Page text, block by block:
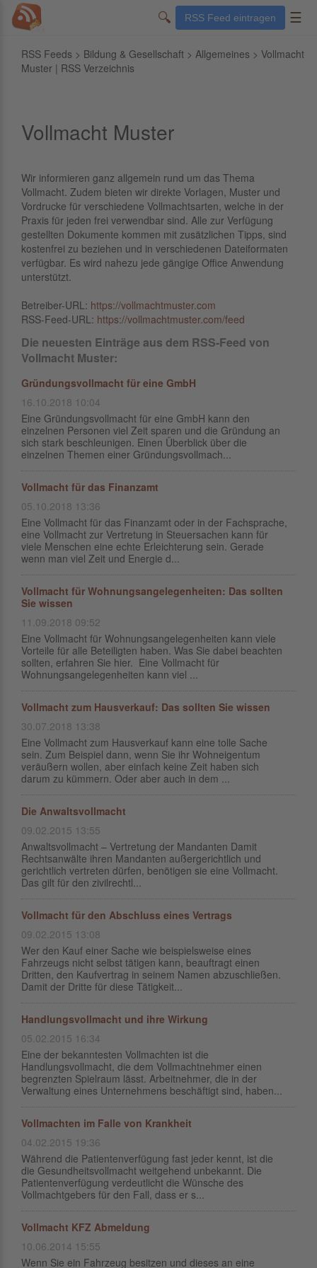
🔍 RSS Feed eintragen ☰
RSS Feeds > Bildung & Gesellschaft > Allgemeines > Vollmacht
Muster | RSS Verzeichnis
Vollmacht Muster
Wir informieren ganz allgemein rund um das Thema
Vollmacht. Zudem bieten wir direkte Vorlagen, Muster und
Vordrucke für verschiedene Vollmachtsarten, welche in der
Praxis für jeden frei verwendbar sind. Alle zur Verfügung
gestellten Dokumente kommen mit zusätzlichen Tipps, sind
kostenfrei zu beziehen und in verschiedenen Dateiformaten
verfügbar. Es wird nahezu jede gängige Office Anwendung
unterstützt.
Betreiber-URL: https://vollmachtmuster.com
RSS-Feed-URL: https://vollmachtmuster.com/feed
Die neuesten Einträge aus dem RSS-Feed von
Vollmacht Muster:
Gründungsvollmacht für eine GmbH
16.10.2018 10:04
Eine Gründungsvollmacht für eine GmbH kann den
einzelnen Personen viel Zeit sparen und die Gründung an
sich stark beschleunigen. Einen Überblick über die
einzelnen Themen einer Gründungsvollmach...
Vollmacht für das Finanzamt
05.10.2018 13:36
Eine Vollmacht für das Finanzamt oder in der Fachsprache,
eine Vollmacht zur Vertretung in Steuersachen kann für
viele Menschen eine echte Erleichterung sein. Gerade
wenn man viel Zeit und Energie d...
Vollmacht für Wohnungsangelegenheiten: Das sollten
Sie wissen
11.09.2018 09:52
Eine Vollmacht für Wohnungsangelegenheiten kann viele
Vorteile für alle Beteiligten haben. Was Sie dabei beachten
sollten, erfahren Sie hier. Eine Vollmacht für
Wohnungsangelegenheiten kann viel ...
Vollmacht zum Hausverkauf: Das sollten Sie wissen
30.07.2018 13:38
Eine Vollmacht zum Hausverkauf kann eine tolle Sache
sein. Zum Beispiel dann, wenn Sie ihr Wohneigentum
veräußern wollen, aber einfach keine Zeit haben sich
darum zu kümmern. Oder aber auch in dem ...
Die Anwaltsvollmacht
09.02.2015 13:55
Anwaltsvollmacht – Vertretung der Mandanten Damit
Rechtsanwälte ihren Mandanten außergerichtlich und
gerichtlich vertreten dürfen, benötigen sie eine Vollmacht.
Das gilt für den zivilrechtl...
Vollmacht für den Abschluss eines Vertrags
09.02.2015 13:08
Wer den Kauf einer Sache wie beispielsweise eines
Fahrzeugs nicht selbst tätigen kann, beauftragt einen
Dritten, den Kaufvertrag in seinem Namen abzuschließen.
Damit der Dritte für diese Tätigkeit...
Handlungsvollmacht und ihre Wirkung
05.02.2015 16:34
Eine der bekanntesten Vollmachten ist die
Handlungsvollmacht, die dem Vollmachtnehmer einen
begrenzten Spielraum lässt. Arbeitnehmer, die in der
Verwaltung eines Unternehmens beschäftigt sind, haben...
Vollmachten im Falle von Krankheit
04.02.2015 19:36
Während die Patientenverfügung fast jeder kennt, ist die
die Gesundheitsvollmacht weitgehend unbekannt. Die
Patientenverfügung verdeutlicht die Wünsche des
Vollmachtgebers für den Fall, dass er s...
Vollmacht KFZ Abmeldung
10.06.2014 15:55
Wenn Sie ein Fahrzeug besitzen und dieses an eine